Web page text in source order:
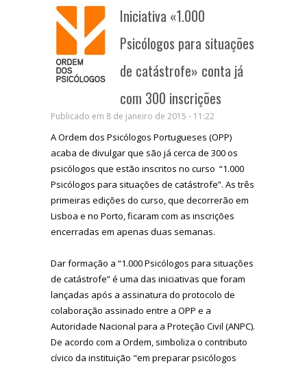
Iniciativa «1.000
Psicólogos para situações
de catástrofe» conta já
com 300 inscrições
Publicado em 8 de janeiro de 2015 - 11:22
A Ordem dos Psicólogos Portugueses (OPP)
acaba de divulgar que são já cerca de 300 os
psicólogos que estão inscritos no curso “1.000
Psicólogos para situações de catástrofe”. As três
primeiras edições do curso, que decorrerão em
Lisboa e no Porto, ficaram com as inscrições
encerradas em apenas duas semanas.
Dar formação a “1.000 Psicólogos para situações
de catástrofe” é uma das iniciativas que foram
lançadas após a assinatura do protocolo de
colaboração assinado entre a OPP e a
Autoridade Nacional para a Proteção Civil (ANPC).
De acordo com a Ordem, simboliza o contributo
cívico da instituição "em preparar psicólogos